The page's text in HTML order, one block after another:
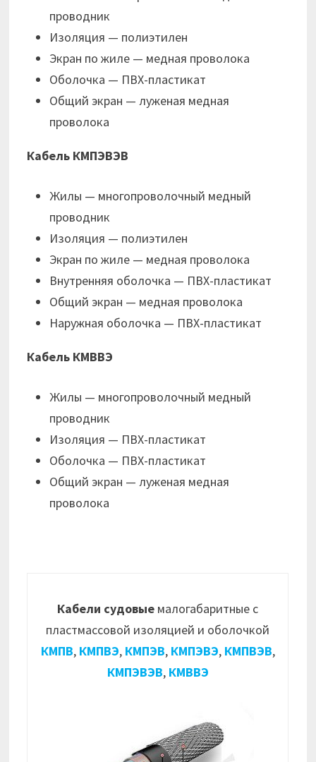
проводник
Изоляция — полиэтилен
Экран по жиле — медная проволока
Оболочка — ПВХ-пластикат
Общий экран — луженая медная
проволока
Кабель КМПЭВЭВ
Жилы — многопроволочный медный
проводник
Изоляция — полиэтилен
Экран по жиле — медная проволока
Внутренняя оболочка — ПВХ-пластикат
Общий экран — медная проволока
Наружная оболочка — ПВХ-пластикат
Кабель КМВВЭ
Жилы — многопроволочный медный
проводник
Изоляция — ПВХ-пластикат
Оболочка — ПВХ-пластикат
Общий экран — луженая медная
проволока
Кабели судовые малогабаритные с
пластмассовой изоляцией и оболочкой
КМПВ, КМПВЭ, КМПЭВ, КМПЭВЭ, КМПВЭВ,
КМПЭВЭВ, КМВВЭ